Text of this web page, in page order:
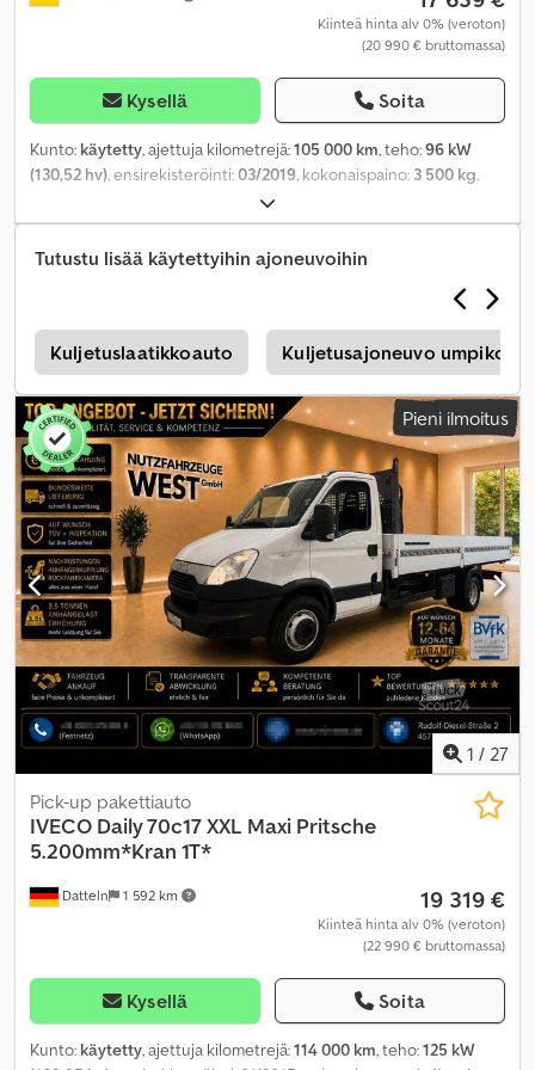
Kiinteä hinta alv 0% (veroton)
(20 990 € bruttomassa)
Kysellä Soita
Kunto: käytetty, ajettuja kilometrejä:105 000 km, teho:96 kW
(130,52 hv), ensirekisteröinti:03/2019, kokonaispaino: 3 500 kg,
mekaaninen
istuimien määrä:7, kuormatilan pituus:2 800 mm, Varusteet:ABS,
ilmastointi, keskuslukitus, noesuodatin
Tutustu lisää käytettyihin ajoneuvoihin
Kuljetuslaatikkoauto Kuljetusajoneuvo
Pieni ilmoitus
1 / 27
Datteln 1 592 km
Pick-up pakettiauto
IVECO Daily 70c17 XXL Maxi Pritsche
5.200mm*Kran 1T*
19 319 €
Kiinteä hinta alv 0% (veroton)
(22 990 € bruttomassa)
Kysellä Soita
Kunto: käytetty, ajettuja kilometrejä:114 000 km, teho:125 kW